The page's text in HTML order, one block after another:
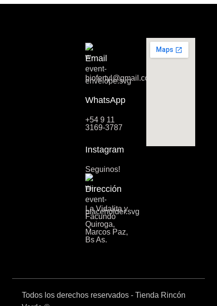
Email
biofertyl@gmail.com
WhatsApp
+54 9 11
3169-3787
Instagram
Seguinos!
Dirección
La Vidalita y
Facundo
Quiroga,
Marcos Paz,
Bs As.
Todos los derechos reservados - Tienda Rincón